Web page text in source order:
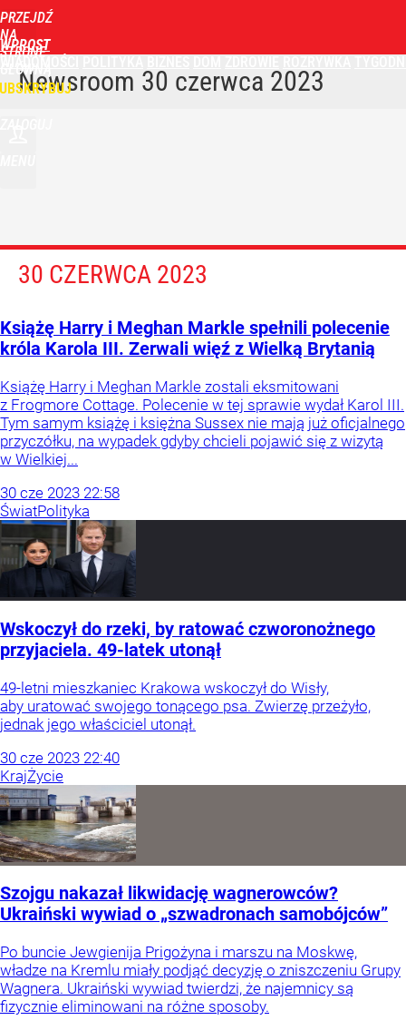
PRZEJDŹ
NA
STRONĘ
GŁÓWNĄ
WPROST
Newsroom 30 czerwca 2023
30 CZERWCA 2023
Książę Harry i Meghan Markle spełnili polecenie
króla Karola III. Zerwali więź z Wielką Brytanią
Książę Harry i Meghan Markle zostali eksmitowani
z Frogmore Cottage. Polecenie w tej sprawie wydał Karol III.
Tym samym książę i księżna Sussex nie mają już oficjalnego
przyczółku, na wypadek gdyby chcieli pojawić się z wizytą
w Wielkiej...
30 cze 2023 22:58
ŚwiatPolityka
Wskoczył do rzeki, by ratować czworonożnego
przyjaciela. 49-latek utonął
49-letni mieszkaniec Krakowa wskoczył do Wisły,
aby uratować swojego tonącego psa. Zwierzę przeżyło,
jednak jego właściciel utonął.
30 cze 2023 22:40
KrajŻycie
Szojgu nakazał likwidację wagnerowców?
Ukraiński wywiad o „szwadronach samobójców”
Po buncie Jewgienija Prigożyna i marszu na Moskwę,
władze na Kremlu miały podjąć decyzję o zniszczeniu Grupy
Wagnera. Ukraiński wywiad twierdzi, że najemnicy są
fizycznie eliminowani na różne sposoby.